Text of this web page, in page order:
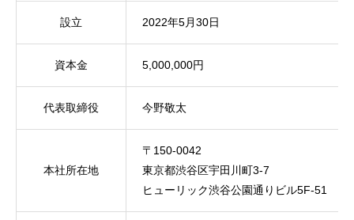
設立 2022年5月30日
資本金 5,000,000円
代表取締役 今野敬太
本社所在地
〒150-0042
東京都渋谷区宇田川町3-7
ヒューリック渋谷公園通りビル5F-51